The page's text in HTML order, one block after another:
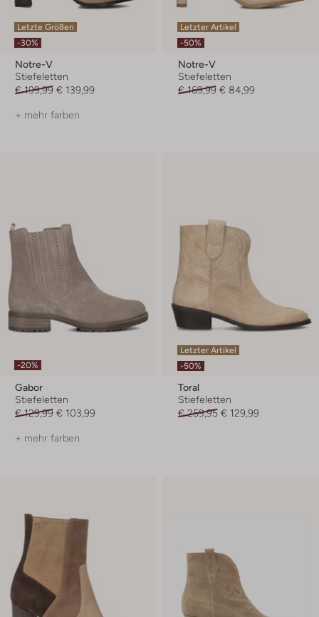
Letzte Größen
-30%
Notre-V
Stiefeletten
€ 199,99 € 139,99
+ mehr farben
Letzter Artikel
-50%
Notre-V
Stiefeletten
€ 169,99 € 84,99
-20%
Gabor
Stiefeletten
€ 129,99 € 103,99
+ mehr farben
Letzter Artikel
-50%
Toral
Stiefeletten
€ 259,95 € 129,99